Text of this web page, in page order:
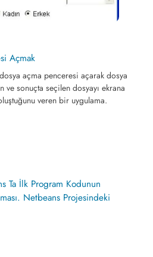
Açmak
açma penceresi açarak dosya
ve sonuçta seçilen dosyayı ekrana
veren bir uygulama.
Ta İlk Program Kodunun
Netbeans Projesindeki